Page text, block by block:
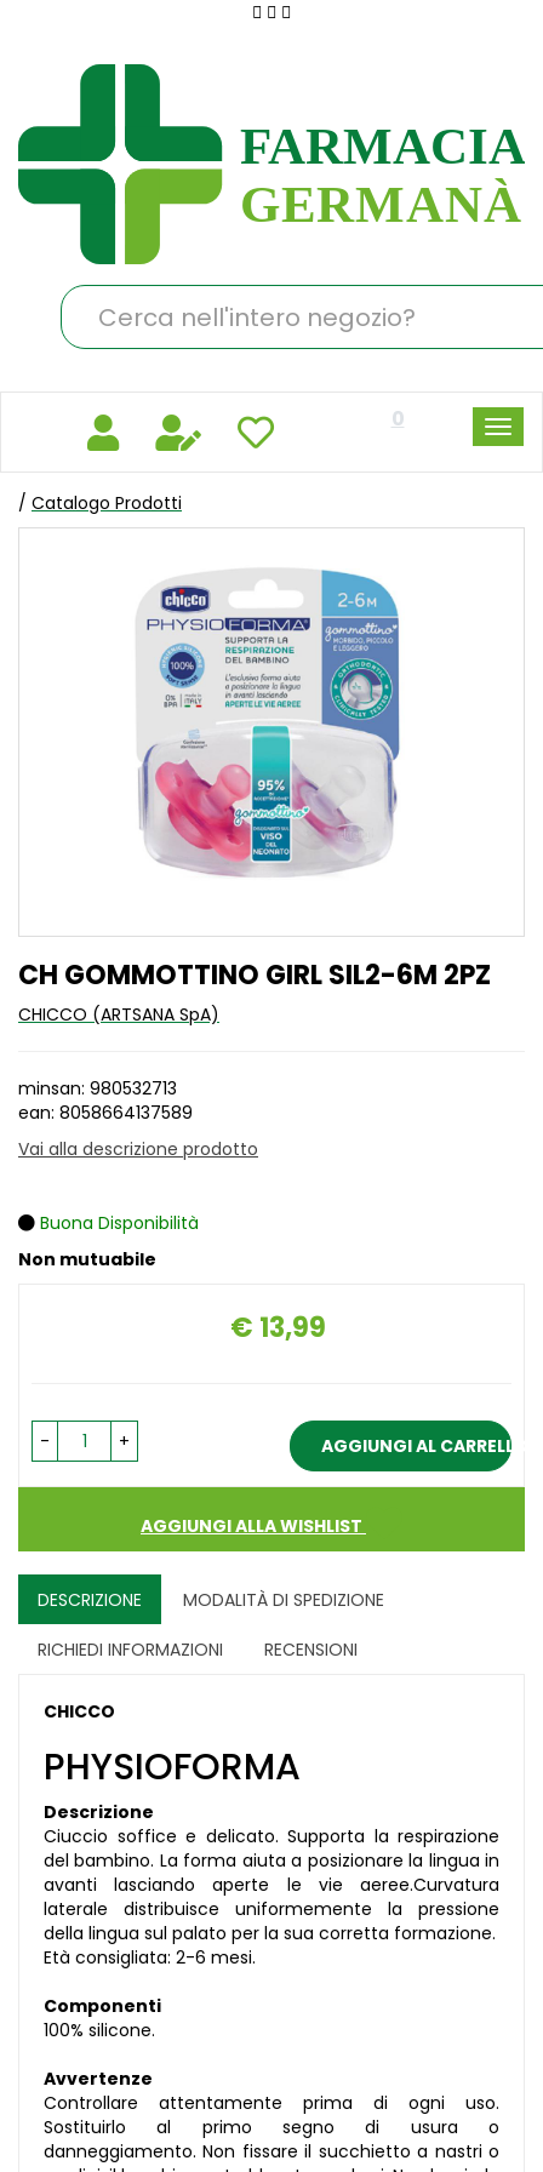
principale
Germanà
Cerca
Prodotto
0
/ Catalogo Prodotti
CH GOMMOTTINO GIRL SIL2-6M 2PZ
CHICCO (ARTSANA SpA)
minsan: 980532713
ean: 8058664137589
Vai alla descrizione prodotto
Buona Disponibilità
Non mutuabile
Prezzo
€ 13,99
- + AGGIUNGI AL CARRELLO
AGGIUNGI ALLA WISHLIST
DESCRIZIONE MODALITÀ DI SPEDIZIONE
RICHIEDI INFORMAZIONI RECENSIONI
CHICCO
PHYSIOFORMA
Descrizione
Ciuccio soffice e delicato. Supporta la respirazione
del bambino. La forma aiuta a posizionare la lingua in
avanti lasciando aperte le vie aeree.Curvatura
laterale distribuisce uniformemente la pressione
della lingua sul palato per la sua corretta formazione.
Età consigliata: 2-6 mesi.
Componenti
100% silicone.
Avvertenze
Controllare attentamente prima di ogni uso.
Sostituirlo al primo segno di usura o
danneggiamento. Non fissare il succhietto a nastri o